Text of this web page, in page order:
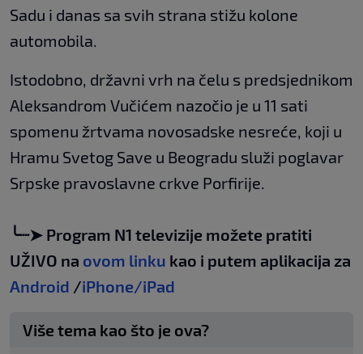
Sadu i danas sa svih strana stižu kolone
automobila.
Istodobno, državni vrh na čelu s predsjednikom
Aleksandrom Vučićem nazočio je u 11 sati
spomenu žrtvama novosadske nesreće, koji u
Hramu Svetog Save u Beogradu služi poglavar
Srpske pravoslavne crkve Porfirije.
╰┈➤ Program N1 televizije možete pratiti
UŽIVO na ovom linku kao i putem aplikacija za
Android /iPhone/iPad
Više tema kao što je ova?